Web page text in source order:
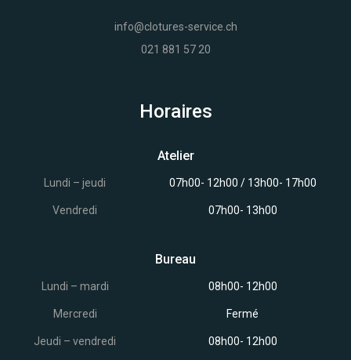
info@clotures-service.ch
021 881 57 20
Horaires
Atelier
Lundi – jeudi
Vendredi
07h00- 12h00 / 13h00- 17h00
07h00- 13h00
Bureau
Lundi – mardi
Mercredi
Jeudi – vendredi
08h00- 12h00
Fermé
08h00- 12h00